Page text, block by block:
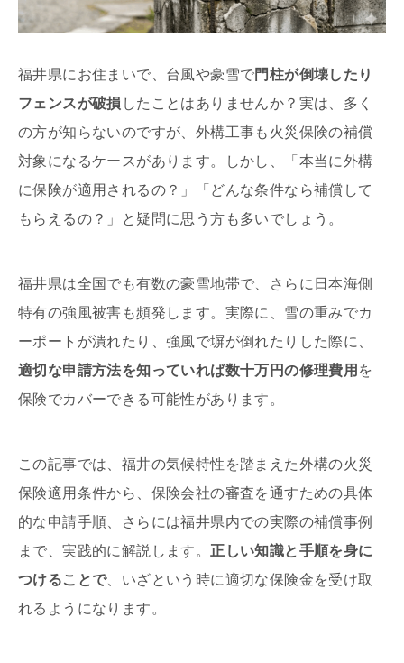
福井県にお住まいで、台風や豪雪で門柱が倒壊したり
フェンスが破損 したことはありませんか？実は、多く
の方が知らないのですが、外構工事も火災保険の補償
対象になるケースがあります。しかし、「本当に外構
に保険が適用されるの？」「どんな条件なら補償して
もらえるの？」と疑問に思う方も多いでしょう。
福井県は全国でも有数の豪雪地帯で、さらに日本海側
特有の強風被害も頻発します。実際に、雪の重みでカ
ーポートが潰れたり、強風で塀が倒れたりした際に、
適切な申請方法を知っていれば数十万円の修理費用 を
保険でカバーできる可能性があります。
この記事では、福井の気候特性を踏まえた外構の火災
保険適用条件から、保険会社の審査を通すための具体
的な申請手順、さらには福井県内での実際の補償事例
まで、実践的に解説します。 正しい知識と手順を身に
つけることで、いざという時に適切な保険金を受け取
れるようになります。